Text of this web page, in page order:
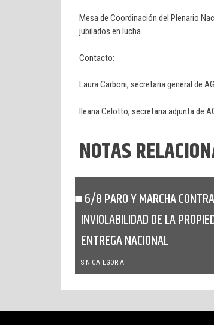
Mesa de Coordinación del Plenario
jubilados en lucha.
Contacto:
Laura Carboni, secretaria general de
Ileana Celotto, secretaria adjunta de
NOTAS
6/8 PARO Y MARCHA
INVIOLABILIDAD DE LA
ENTREGA NACIONAL
SIN CATEGORIA